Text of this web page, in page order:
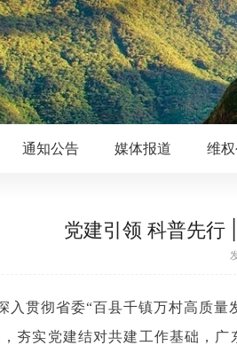
通知公告 媒体报道 维
党建引领 科普先行
入贯彻省委“百县千镇万村高质
夯实党建结对共建工作基础，